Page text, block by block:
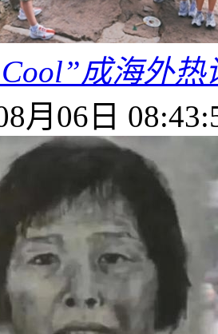
Cool”成海外
月06日